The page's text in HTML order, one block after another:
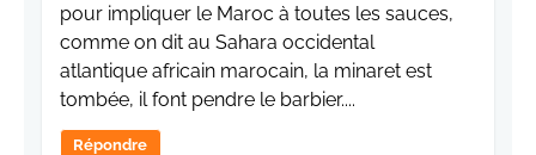
pour impliquer le Maroc à toutes les sauces,
comme on dit au Sahara occidental
atlantique africain marocain, la minaret est
tombée, il font pendre le barbier....
Répondre